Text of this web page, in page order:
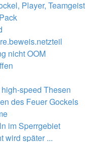
Player, Teamgeist
nicht OOM
speed Thesen
des Feuer Gockels
im Sperrgebiet
wird später ...